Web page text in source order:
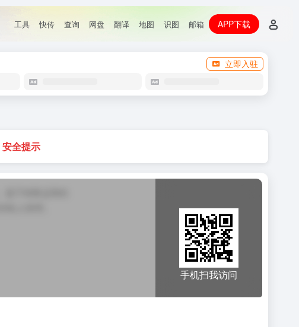
工具 快传 查询 网盘 翻译 地图 识图 邮箱 APP下载
立即入驻
安全提示
手机扫我访问